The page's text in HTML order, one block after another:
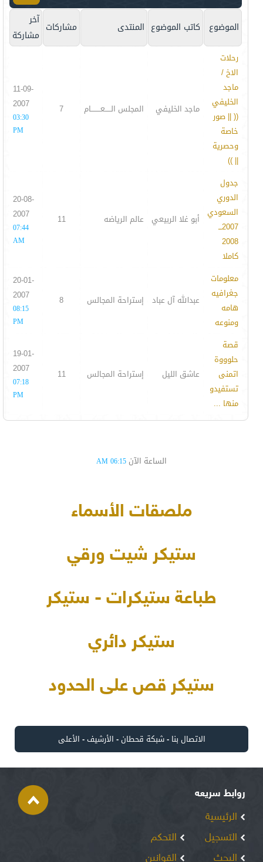
الموضوع كاتب الموضوع المنتدى مشاركات آخر
مشاركة
رحلات
الاخ /
ماجد
الخليفي
(( || صور
خاصة
وحصرية
|| ))
ماجد الخليفي المجلس الـــــعــــــــام 7
11-09-
2007
03:30
PM
جدول
الدوري
السعودي
2007ـــ
2008
كاملا
أبو غلا الربيعي عالم الرياضه 11
20-08-
2007
07:44
AM
معلومات
جغرافيه
هامه
ومنوعه
عبدالله آل عباد إستراحة المجالس 8
20-01-
2007
08:15
PM
قصة
حلوووة
اتمنى
تستفيدو
منها ...
عاشق الليل إستراحة المجالس 11
19-01-
2007
07:18
PM
الساعة الآن 06:15 AM
ملصقات الأسماء
ستيكر شيت ورقي
طباعة ستيكرات - ستيكر
ستيكر دائري
ستيكر قص على الحدود
الاتصال بنا -شبكة قحطان- الأرشيف- الأعلى
روابط سريعه
الرئيسية
التسجيل
البحث
التحكم
القوانين